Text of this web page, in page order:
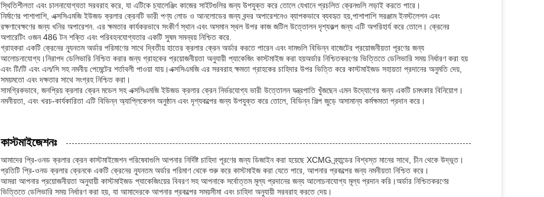
স্থিতিশীলতা এবং চালনাযোগ্যতা সরবরাহ করে, যা এটিকে চ্যালেঞ্জিং কাজের সাইটগুলির জন্য উপযুক্ত করে তোলে যেখানে প্রচলিত ক্রেনগুলি লড়াই করতে পারে।
নির্মাণের পাশাপাশি, এক্সসিএমজি ইউজড ক্রলার ক্রেনটি ভারী পণ্য লোড ও আনলোডের জন্য বন্দর অপারেশনেও ব্যাপকভাবে ব্যবহৃত হয়,পাশাপাশি সরঞ্জাম ইনস্টলেশন এবং
রক্ষণাবেক্ষণের জন্য খনির অপারেশন. এর ক্ষমতার কার্যকরভাবে সংকীর্ণ স্থান এবং অসমান স্থল উপর কাজ জটিল উত্তোলন দৃশ্যকল্প জন্য এটি অপরিহার্য করে তোলে। ক্রেনের
অপারেটিং ওজন 486 টন শক্তি এবং পরিবহনযোগ্যতার একটি সুষম সমন্বয় নিশ্চিত করে.
গ্রাহকরা একটি ক্রেনের ন্যূনতম অর্ডার পরিমাণের সাথে দ্বিতীয় হাতের ক্রলার ক্রেন অর্ডার করতে পারেন এবং দামগুলি বিভিন্ন বাজেটের প্রয়োজনীয়তা পূরণের জন্য
আলোচনাযোগ্য।নিরাপদ ডেলিভারি নিশ্চিত করার জন্য গ্রাহকের প্রয়োজনীয়তা অনুযায়ী প্যাকেজিং কাস্টমাইজ করা হয়অর্ডার নিশ্চিতকরণের ভিত্তিতে ডেলিভারি সময় নির্ধারণ করা হয়
এবং টি/টি এবং এল/সি সহ নমনীয় পেমেন্টের শর্তাবলী পাওয়া যায়।এক্সসিএমজি এর সরবরাহ ক্ষমতা গ্রাহকের চাহিদার উপর ভিত্তি করে কাস্টমাইজড সহায়তা প্রদানের অনুমতি দেয়,
সময়মতো এবং দক্ষতার সাথে সংগ্রহ নিশ্চিত করা।
সামগ্রিকভাবে, জনপ্রিয় ক্রলার ক্রেন মডেল সহ এক্সসিএমজি ইউজড ক্রলার ক্রেন নির্ভরযোগ্য ভারী উত্তোলন যন্ত্রপাতি খুঁজছেন এমন উদ্যোগের জন্য একটি চমৎকার বিনিয়োগ।
নমনীয়তা, এবং খরচ-কার্যকারিতা এটি বিভিন্ন অ্যাপ্লিকেশন অনুষ্ঠান এবং দৃশ্যকল্পের জন্য উপযুক্ত করে তোলে, বিভিন্ন শিল্প জুড়ে অসামান্য কর্মক্ষমতা প্রদান করে।
কাস্টমাইজেশনঃ
আমাদের প্রি-ওনড ক্রলার ক্রেন কাস্টমাইজেশন পরিষেবাগুলি আপনার নির্দিষ্ট চাহিদা পূরণের জন্য ডিজাইন করা হয়েছে XCMG ব্র্যান্ডের বিশ্বস্ত মানের সাথে, চীন থেকে উদ্ভূত।
প্রতিটি প্রি-ওনড ক্রলার ক্রেনকে একটি ক্রেনের ন্যূনতম অর্ডার পরিমাণ থেকে শুরু করে কাস্টমাইজ করা যেতে পারে, আপনার প্রকল্পের জন্য নমনীয়তা নিশ্চিত করে।
আমরা আপনার প্রয়োজনীয়তা অনুযায়ী কাস্টমাইজড প্যাকেজিংয়ের বিবরণ সহ আপনাকে সর্বোত্তম মূল্য প্রদানের জন্য আলোচনাযোগ্য মূল্য প্রদান করি।অর্ডার নিশ্চিতকরণের
ভিত্তিতে ডেলিভারি সময় নির্ধারণ করা হয়, যা আমাদেরকে আপনার প্রকল্পের সময়সীমা এবং চাহিদা অনুযায়ী সরবরাহ করতে দেয়।